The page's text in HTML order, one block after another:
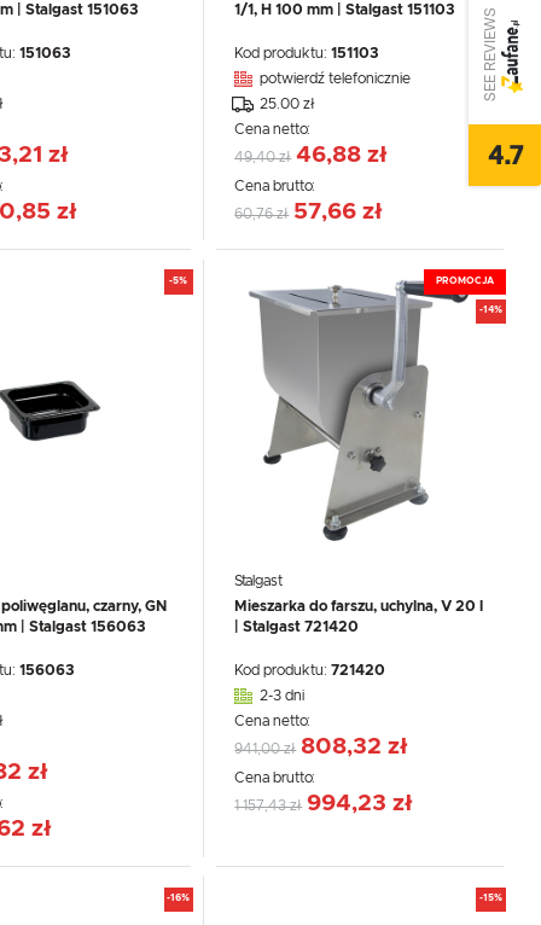
| Stalgast 151063
151063
zł
zł
1/1, H 100 mm | Stalgast 151103
Kod produktu:151103
potwierdź telefonicznie
25.00 zł
Cena netto:
49,40 zł 46,88 zł
Cena brutto:
60,76 zł 57,66 zł
-5%
czarny, GN
| Stalgast 156063
156063
zł
zł
PROMOCJA
-14%
Stalgast
Mieszarka do farszu, uchylna, V 20 l
| Stalgast 721420
Kod produktu:721420
2-3 dni
Cena netto:
941,00 zł 808,32 zł
Cena brutto:
1 157,43 zł 994,23 zł
WIĘCEJ
-16% -15%
SEE REVIEWS
4.7